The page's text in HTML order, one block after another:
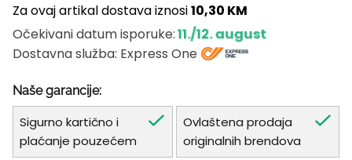
Za ovaj artikal dostava iznosi10,30 KM
Očekivani datum isporuke:11./12. august
Dostavna služba: Express One
Naše garancije:
Sigurno kartično i
plaćanje pouzećem
Ovlaštena prodaja
originalnih brendova